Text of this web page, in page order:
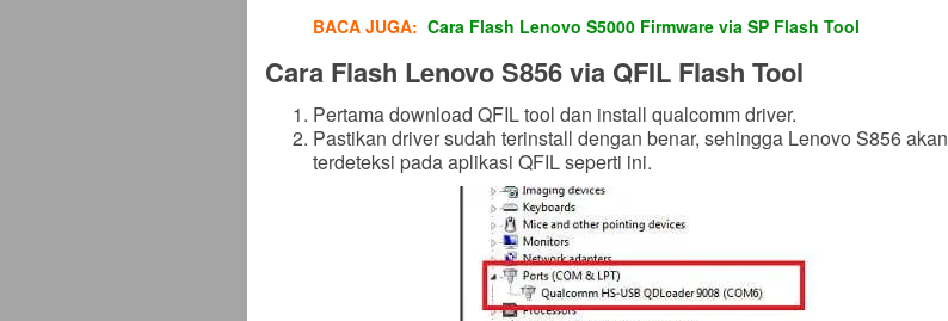
BACA JUGA: Cara Flash Lenovo S5000 Firmware via SP Flash Tool
Cara Flash Lenovo S856 via QFIL Flash Tool
Pertama download QFIL tool dan install qualcomm driver.
Pastikan driver sudah terinstall dengan benar, sehingga Lenovo S856 akan
terdeteksi pada aplikasi QFIL seperti ini.